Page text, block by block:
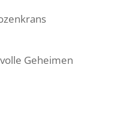
Geheimen